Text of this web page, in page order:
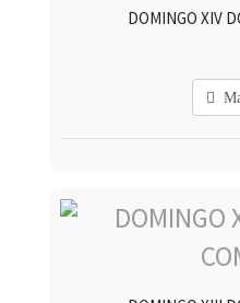
DOMINGO XIV